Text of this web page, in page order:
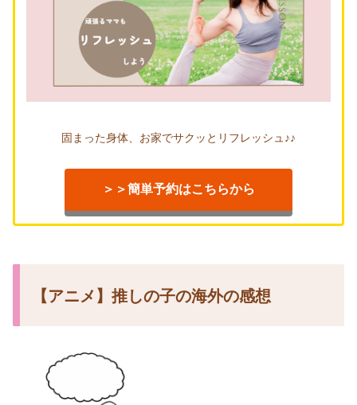
固まった身体、お家でサクッとリフレッシュ♪♪
＞＞簡単予約はこちらから
【アニメ】推しの子の海外の感想